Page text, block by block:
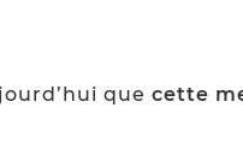
que cette